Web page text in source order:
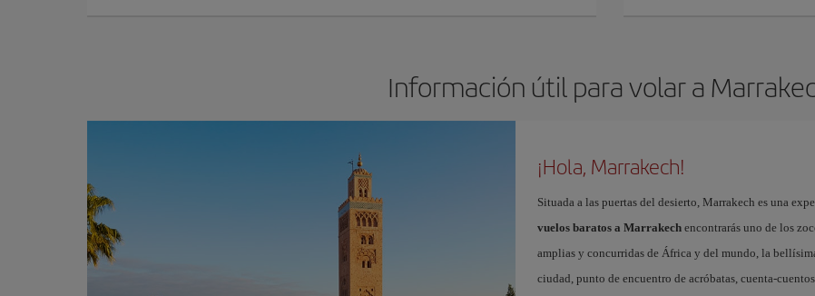
Información útil para volar a
¡Hola, Marrakech!
Situada a las puertas del desierto, Marrakech es una
vuelos baratos a Marrakechencontrarás uno de los
amplias y concurridas de África y del mundo, la
ciudad, punto de encuentro de acróbatas, cuenta-